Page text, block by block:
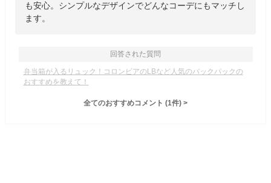
も安心。シンプルなデザインでどんなコーデにもマッチし
ます。
回答された質問
弁当箱が入るリュック！コロンビアのLBなど人気のバックパックの
おすすめを教えて！
全てのおすすめコメント (1件) >